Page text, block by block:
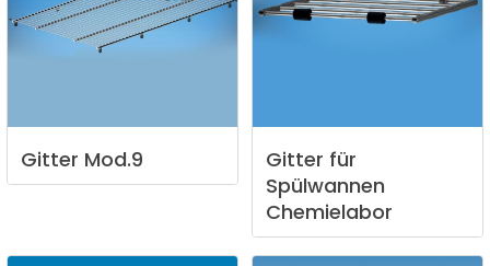
Gitter Mod.9 Gitter für
Spülwannen
Chemielabor